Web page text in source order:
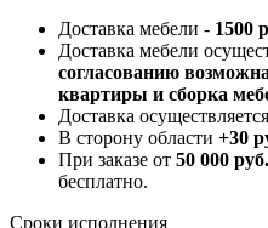
Доставка мебели - 1500
Доставка мебели
согласованию
квартиры и сборка
Доставка
В сторону области +30
При заказе от 50 000 руб.
бесплатно.
Сроки исполнения